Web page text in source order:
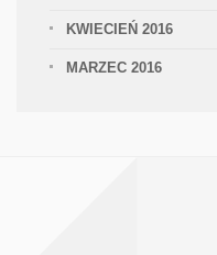
KWIECIEŃ 2016
MARZEC 2016